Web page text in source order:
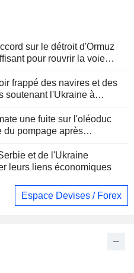
sur le détroit d'Ormuz
pour rouvrir la voie
frappé des navires et des
soutenant l'Ukraine à
une fuite sur l'oléoduc
du pompage après
et de l'Ukraine
leurs liens économiques
Espace Devises / Forex